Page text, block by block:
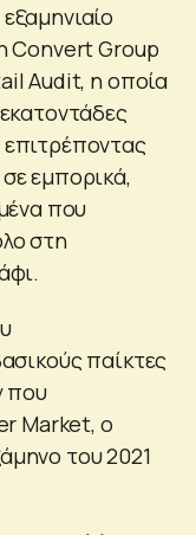
Convert Group
Audit, η οποία
εμπορικά,
που
στη
παίκτες
που
Market, ο
του 2021